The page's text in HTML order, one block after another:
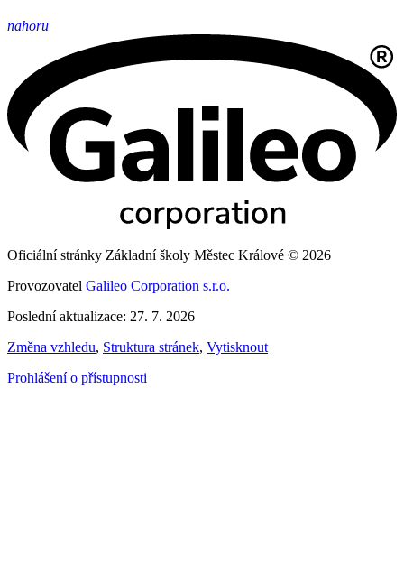
nahoru
Oficiální stránky Základní školy Městec Králové © 2026
Provozovatel Galileo Corporation s.r.o.
Poslední aktualizace: 27. 7. 2026
Změna vzhledu, Struktura stránek, Vytisknout
Prohlášení o přístupnosti